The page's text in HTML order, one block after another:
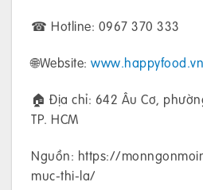
☎ Hotline: 0967 370 333
🌐Website: www.happyfood.vn
🏠 Địa chỉ: 642 Âu Cơ,
TP. HCM
Nguồn: https://
muc-thi-la/